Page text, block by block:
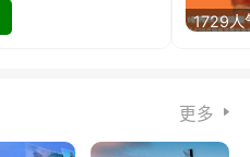
1729人
更多